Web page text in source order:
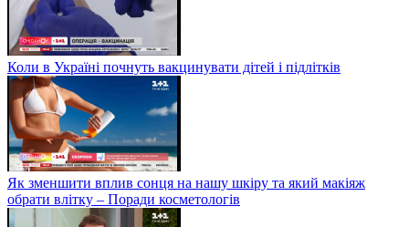
Коли в Україні почнуть вакцинувати дітей і підлітків
Як зменшити вплив сонця на нашу шкіру та який макіяж
обрати влітку – Поради косметологів